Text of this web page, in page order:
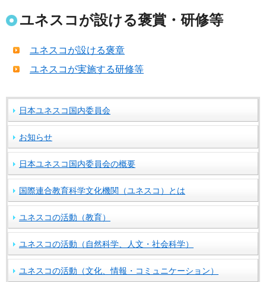
ユネスコが設ける褒賞・研修等
ユネスコが設ける褒章
ユネスコが実施する研修等
日本ユネスコ国内委員会
お知らせ
日本ユネスコ国内委員会の概要
国際連合教育科学文化機関（ユネスコ）とは
ユネスコの活動（教育）
ユネスコの活動（自然科学、人文・社会科学）
ユネスコの活動（文化、情報・コミュニケーション）